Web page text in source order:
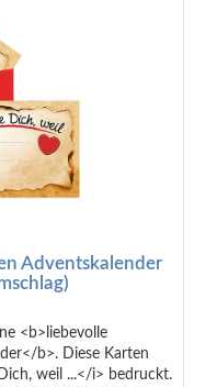
Adventskalender
<b>liebevolle
b>. Diese Karten
weil ...</i> bedruckt.